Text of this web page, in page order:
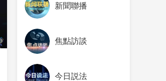
新聞聯播
焦點訪談
今日説法